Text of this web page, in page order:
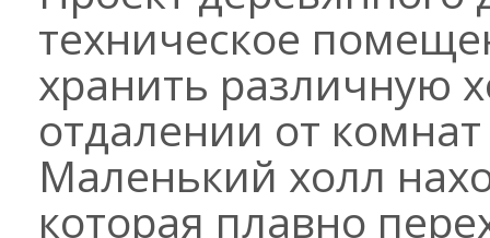
техническое
хранить различную
отдалении от
Маленький холл
которая плавно